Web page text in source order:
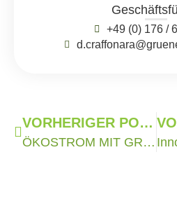
+49 (0) 176 /
VORHERIGER POST
ÖKOSTROM MIT GRÜNER STROM-LABEL: NACHFRAGE LAG 2013 LEICHT ÜBER DEM VORJAHRESNIVEAU